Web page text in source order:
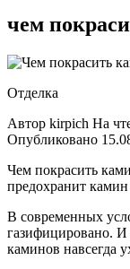
чем
Отделка
Автор kirpich На
Опубликовано
Чем покрасить
предохранит камин
В современных
газифицировано.
каминов навсегда